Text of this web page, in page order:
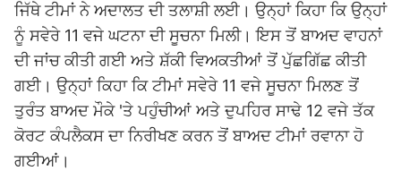
ਜਿੱਥੇ ਟੀਮਾਂ ਨੇ ਅਦਾਲਤ ਦੀ ਤਲਾਸ਼ੀ ਲਈ। ਉਨ੍ਹਾਂ ਕਿਹਾ ਕਿ ਉਨ੍ਹਾਂ
ਨੂੰ ਸਵੇਰੇ 11 ਵਜੇ ਘਟਨਾ ਦੀ ਸੂਚਨਾ ਮਿਲੀ। ਇਸ ਤੋਂ ਬਾਅਦ ਵਾਹਨਾਂ
ਦੀ ਜਾਂਚ ਕੀਤੀ ਗਈ ਅਤੇ ਸ਼ੱਕੀ ਵਿਅਕਤੀਆਂ ਤੋਂ ਪੁੱਛਗਿੱਛ ਕੀਤੀ
ਗਈ। ਉਨ੍ਹਾਂ ਕਿਹਾ ਕਿ ਟੀਮਾਂ ਸਵੇਰੇ 11 ਵਜੇ ਸੂਚਨਾ ਮਿਲਣ ਤੋਂ
ਤੁਰੰਤ ਬਾਅਦ ਮੌਕੇ 'ਤੇ ਪਹੁੰਚੀਆਂ ਅਤੇ ਦੁਪਹਿਰ ਸਾਢੇ 12 ਵਜੇ ਤੱਕ
ਕੋਰਟ ਕੰਪਲੈਕਸ ਦਾ ਨਿਰੀਖਣ ਕਰਨ ਤੋਂ ਬਾਅਦ ਟੀਮਾਂ ਰਵਾਨਾ ਹੋ
ਗਈਆਂ।